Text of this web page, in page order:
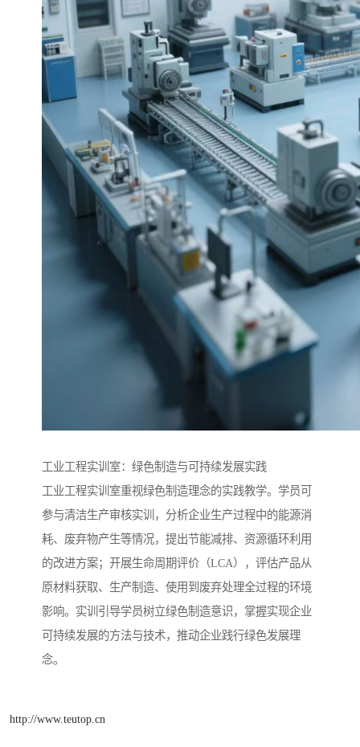
工业工程实训室：绿色制造与可持续发展实践​
工业工程实训室重视绿色制造理念的实践教学。学员可
参与清洁生产审核实训，分析企业生产过程中的能源消
耗、废弃物产生等情况，提出节能减排、资源循环利用
的改进方案；开展生命周期评价（LCA），评估产品从
原材料获取、生产制造、使用到废弃处理全过程的环境
影响。实训引导学员树立绿色制造意识，掌握实现企业
可持续发展的方法与技术，推动企业践行绿色发展理
念。​
http://www.teutop.cn